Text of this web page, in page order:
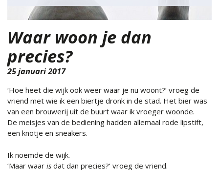
Waar woon je dan
precies?
25 januari 2017
‘Hoe heet die wijk ook weer waar je nu woont?’ vroeg de
vriend met wie ik een biertje dronk in de stad. Het bier was
van een brouwerij uit de buurt waar ik vroeger woonde.
De meisjes van de bediening hadden allemaal rode lipstift,
een knotje en sneakers.
Ik noemde de wijk.
‘Maar waar is dat dan precies?’ vroeg de vriend.